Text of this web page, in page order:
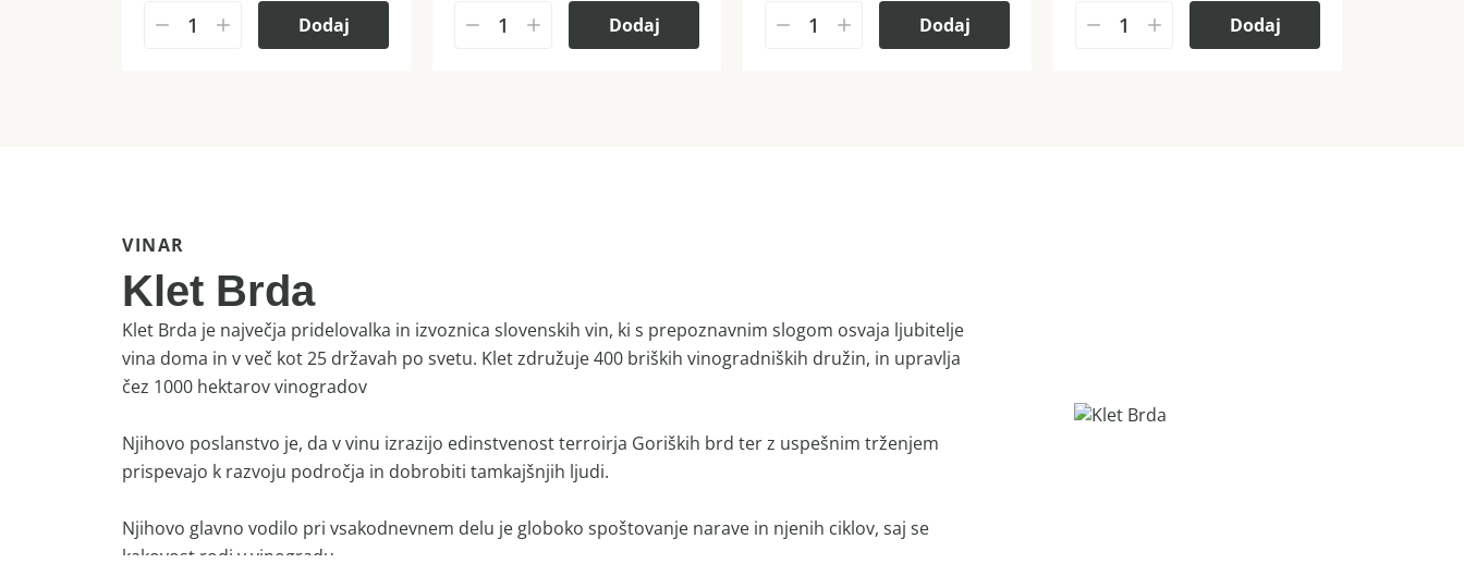
Dodaj Dodaj Dodaj Dodaj
VINAR
Klet Brda
Klet Brda je največja pridelovalka in izvoznica slovenskih vin, ki s prepoznavnim slogom osvaja ljubitelje
vina doma in v več kot 25 državah po svetu. Klet združuje 400 briških vinogradniških družin, in upravlja
čez 1000 hektarov vinogradov
Njihovo poslanstvo je, da v vinu izrazijo edinstvenost terroirja Goriških brd ter z uspešnim trženjem
prispevajo k razvoju področja in dobrobiti tamkajšnjih ljudi.
Njihovo glavno vodilo pri vsakodnevnem delu je globoko spoštovanje narave in njenih ciklov, saj se
kakovost rodi v vinogradu.